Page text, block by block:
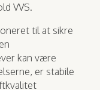
VVS.
til at sikre
kan være
er stabile